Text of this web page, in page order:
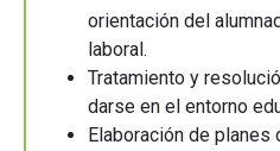
orientación del
laboral.
Tratamiento y
darse en el entorno
Elaboración de planes